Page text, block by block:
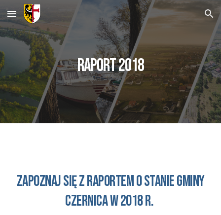
Skip to main content Skip to navigation
Raport 2018
Zapoznaj się z raportem o STANIE GMINY
CZERNICA w 2018r.